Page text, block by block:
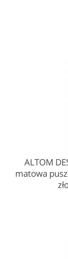
ALTOM
matowa